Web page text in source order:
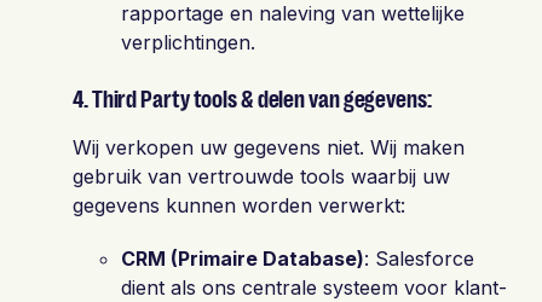
rapportage en naleving van wettelijke
verplichtingen.
4. Third Party tools & delen van gegevens:
Wij verkopen uw gegevens niet. Wij maken
gebruik van vertrouwde tools waarbij uw
gegevens kunnen worden verwerkt:
CRM (Primaire Database): Salesforce
dient als ons centrale systeem voor klant-